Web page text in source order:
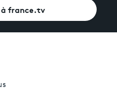
à france.tv